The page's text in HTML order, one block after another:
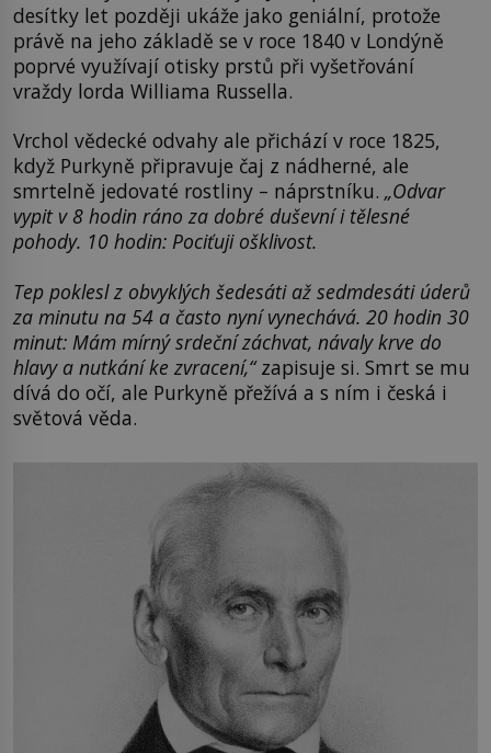
desítky let později ukáže jako geniální, protože
právě na jeho základě se v roce 1840 v Londýně
poprvé využívají otisky prstů při vyšetřování
vraždy lorda Williama Russella.
Vrchol vědecké odvahy ale přichází v roce 1825,
když Purkyně připravuje čaj z nádherné, ale
smrtelně jedovaté rostliny – náprstníku. „Odvar
vypit v 8 hodin ráno za dobré duševní i tělesné
pohody. 10 hodin: Pociťuji ošklivost.
Tep poklesl z obvyklých šedesáti až sedmdesáti úderů
za minutu na 54 a často nyní vynechává. 20 hodin 30
minut: Mám mírný srdeční záchvat, návaly krve do
hlavy a nutkání ke zvracení,“zapisuje si. Smrt se mu
dívá do očí, ale Purkyně přežívá a s ním i česká i
světová věda.